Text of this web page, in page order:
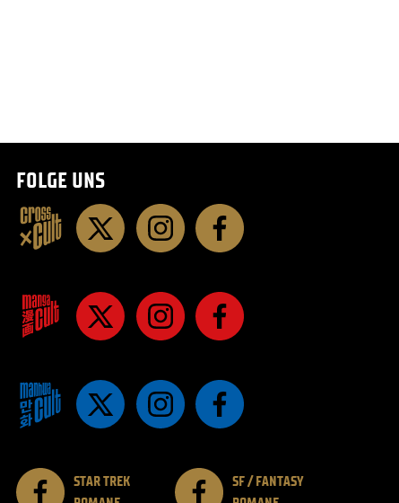
FOLGE UNS
STAR TREK
SF / FANTASY